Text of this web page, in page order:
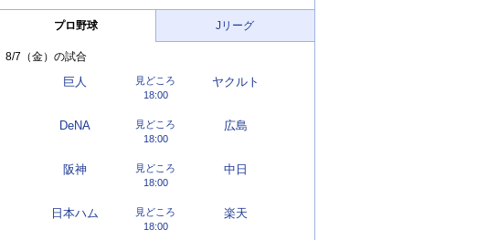
プロ野球 Jリーグ
8/7（金） の試合
巨人 ヤクルト
18:00
見どころ
DeNA 広島
18:00
見どころ
阪神 中日
18:00
見どころ
日本ハム 楽天
18:00
見どころ